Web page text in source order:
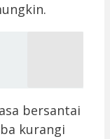
bersantai
kurangi